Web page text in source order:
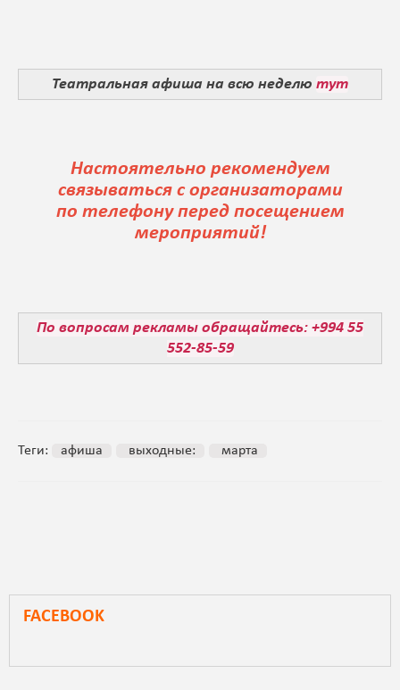
Театральная афиша на всю неделю тут
Настоятельно рекомендуем
связываться с организаторами
по телефону перед посещением
мероприятий!
По вопросам рекламы обращайтесь: +994 55
552-85-59
Теги: афиша выходные: марта
FACEBOOK